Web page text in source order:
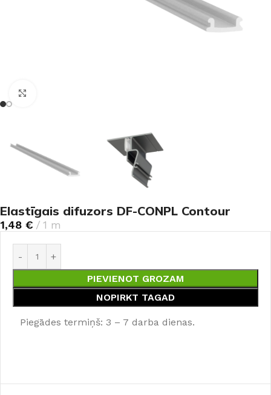
Elastīgais difuzors DF-CONPL Contour
1,48 € 1 m
PIEVIENOT GROZAM
NOPIRKT TAGAD
Piegādes termiņš: 3 – 7 darba dienas.